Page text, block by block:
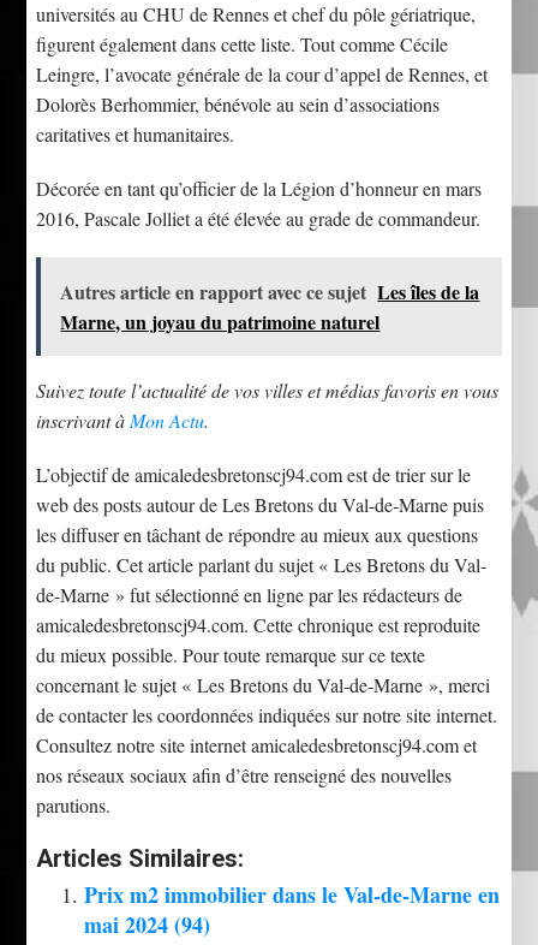
universités au CHU de Rennes et chef du pôle gériatrique,
figurent également dans cette liste. Tout comme Cécile
Leingre, l’avocate générale de la cour d’appel de Rennes, et
Dolorès Berhommier, bénévole au sein d’associations
caritatives et humanitaires.
Décorée en tant qu’officier de la Légion d’honneur en mars
2016, Pascale Jolliet a été élevée au grade de commandeur.
Autres article en rapport avec ce sujet Les îles de la
Marne, un joyau du patrimoine naturel
Suivez toute l’actualité de vos villes et médias favoris en vous
inscrivant àMon Actu.
L’objectif de amicaledesbretonscj94.com est de trier sur le
web des posts autour de Les Bretons du Val-de-Marne puis
les diffuser en tâchant de répondre au mieux aux questions
du public. Cet article parlant du sujet « Les Bretons du Val-
de-Marne » fut sélectionné en ligne par les rédacteurs de
amicaledesbretonscj94.com. Cette chronique est reproduite
du mieux possible. Pour toute remarque sur ce texte
concernant le sujet « Les Bretons du Val-de-Marne », merci
de contacter les coordonnées indiquées sur notre site internet.
Consultez notre site internet amicaledesbretonscj94.com et
nos réseaux sociaux afin d’être renseigné des nouvelles
parutions.
Articles Similaires:
Prix m2 immobilier dans le Val-de-Marne en
mai 2024 (94)